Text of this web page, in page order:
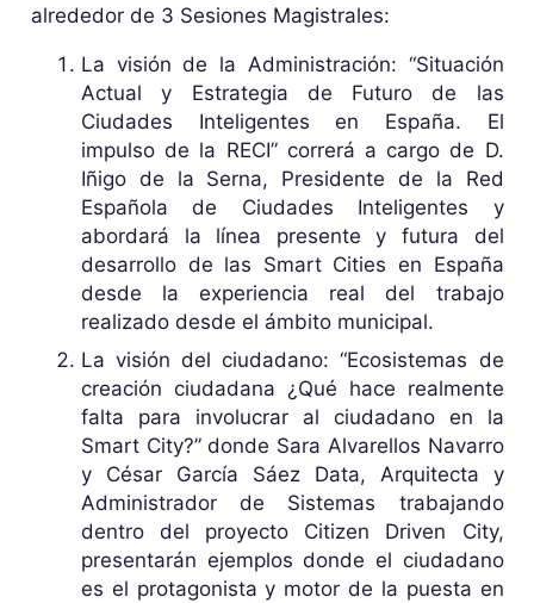
alrededor de 3 Sesiones Magistrales:
La visión de la Administración: “Situación
Actual y Estrategia de Futuro de las
Ciudades Inteligentes en España. El
impulso de la RECI” correrá a cargo de D.
Iñigo de la Serna, Presidente de la Red
Española de Ciudades Inteligentes y
abordará la línea presente y futura del
desarrollo de las Smart Cities en España
desde la experiencia real del trabajo
realizado desde el ámbito municipal.
La visión del ciudadano: “Ecosistemas de
creación ciudadana ¿Qué hace realmente
falta para involucrar al ciudadano en la
Smart City?” donde Sara Alvarellos Navarro
y César García Sáez Data, Arquitecta y
Administrador de Sistemas trabajando
dentro del proyecto Citizen Driven City,
presentarán ejemplos donde el ciudadano
es el protagonista y motor de la puesta en